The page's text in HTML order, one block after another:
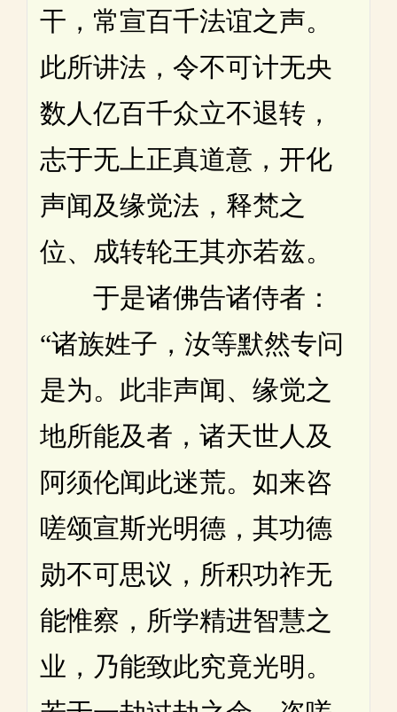
干，常宣百千法谊之声。
此所讲法，令不可计无央
数人亿百千众立不退转，
志于无上正真道意，开化
声闻及缘觉法，释梵之
位、成转轮王其亦若兹。
于是诸佛告诸侍者：
“诸族姓子，汝等默然专问
是为。此非声闻、缘觉之
地所能及者，诸天世人及
阿须伦闻此迷荒。如来咨
嗟颂宣斯光明德，其功德
勋不可思议，所积功祚无
能惟察，所学精进智慧之
业，乃能致此究竟光明。